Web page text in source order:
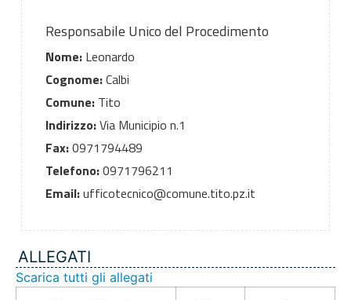
Responsabile Unico del Procedimento
Nome:Leonardo
Cognome:Calbi
Comune:Tito
Indirizzo:Via Municipio n.1
Fax:0971794489
Telefono:0971796211
Email:ufficotecnico@comune.tito.pz.it
ALLEGATI
Scarica tutti gli allegati